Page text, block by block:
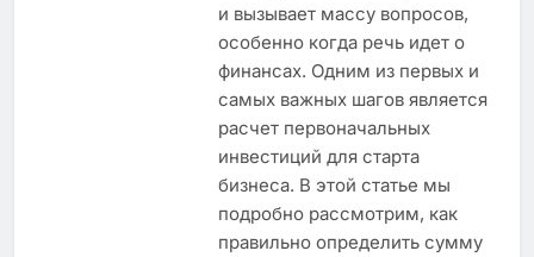
и вызывает массу вопросов,
особенно когда речь идет о
финансах. Одним из первых и
самых важных шагов является
расчет первоначальных
инвестиций для старта
бизнеса. В этой статье мы
подробно рассмотрим, как
правильно определить сумму